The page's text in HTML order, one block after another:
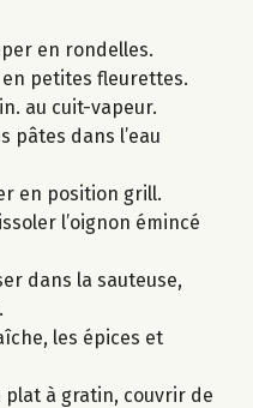
en rondelles.
petites fleurettes.
au cuit-vapeur.
pâtes dans l’eau
en position grill.
l’oignon émincé
dans la sauteuse,
les épices et
plat à gratin, couvrir de